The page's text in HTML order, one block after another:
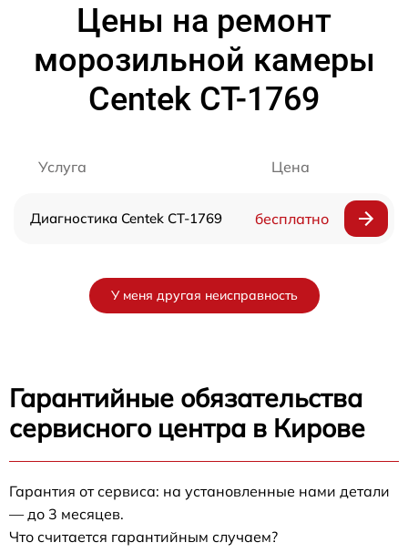
Цены на ремонт
морозильной камеры
Centek CT-1769
Услуга Цена
Диагностика Centek CT-1769 бесплатно
У меня другая неисправность
Гарантийные обязательства
сервисного центра в Кирове
Гарантия от сервиса: на установленные нами детали
— до 3 месяцев.
Что считается гарантийным случаем?